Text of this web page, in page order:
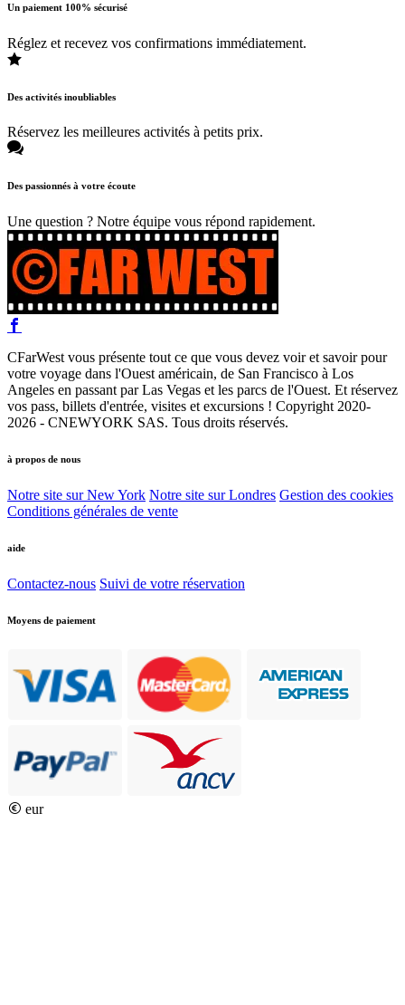
Un paiement 100% sécurisé
Réglez et recevez vos confirmations immédiatement.
Des activités inoubliables
Réservez les meilleures activités à petits prix.
Des passionnés à votre écoute
Une question ? Notre équipe vous répond rapidement.
CFarWest vous présente tout ce que vous devez voir et savoir pour
votre voyage dans l'Ouest américain, de San Francisco à Los
Angeles en passant par Las Vegas et les parcs de l'Ouest. Et réservez
vos pass, billets d'entrée, visites et excursions ! Copyright 2020-
2026 - CNEWYORK SAS. Tous droits réservés.
à propos de nous
Notre site sur New York Notre site sur Londres Gestion des cookies
Conditions générales de vente
aide
Contactez-nous Suivi de votre réservation
Moyens de paiement
eur